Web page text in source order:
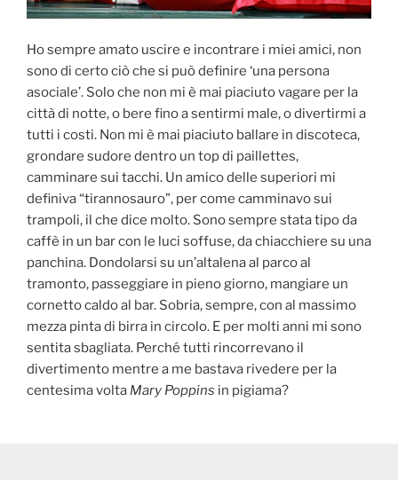
Ho sempre amato uscire e incontrare i miei amici, non
sono di certo ciò che si può definire ‘una persona
asociale’. Solo che non mi è mai piaciuto vagare per la
città di notte, o bere fino a sentirmi male, o divertirmi a
tutti i costi. Non mi è mai piaciuto ballare in discoteca,
grondare sudore dentro un top di paillettes,
camminare sui tacchi. Un amico delle superiori mi
definiva “tirannosauro”, per come camminavo sui
trampoli, il che dice molto. Sono sempre stata tipo da
caffè in un bar con le luci soffuse, da chiacchiere su una
panchina. Dondolarsi su un’altalena al parco al
tramonto, passeggiare in pieno giorno, mangiare un
cornetto caldo al bar. Sobria, sempre, con al massimo
mezza pinta di birra in circolo. E per molti anni mi sono
sentita sbagliata. Perché tutti rincorrevano il
divertimento mentre a me bastava rivedere per la
centesima volta Mary Poppins in pigiama?